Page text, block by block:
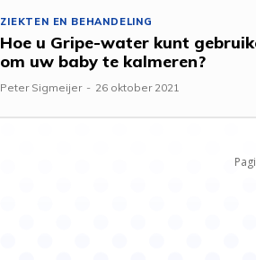
ZIEKTEN EN BEHANDELING
Hoe u Gripe-water kunt
om uw baby te kalmeren?
Peter Sigmeijer - 26 oktober 2021